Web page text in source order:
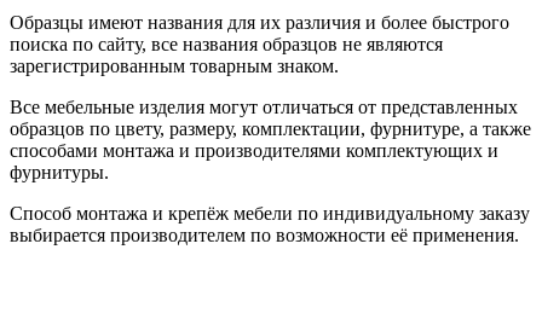
Образцы имеют названия для их различия и более быстрого
поиска по сайту, все названия образцов не являются
зарегистрированным товарным знаком.
Все мебельные изделия могут отличаться от представленных
образцов по цвету, размеру, комплектации, фурнитуре, а также
способами монтажа и производителями комплектующих и
фурнитуры.
Способ монтажа и крепёж мебели по индивидуальному заказу
выбирается производителем по возможности её применения.